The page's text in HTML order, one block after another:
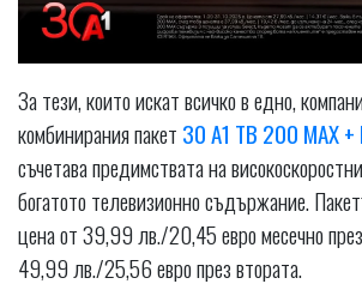
За тези, които искат всичко в едно,
комбинирания пакет 30 A1 ТВ 200 MAX
съчетава предимствата на
богатото телевизионно съдържание.
цена от 39,99 лв./20,45 евро месечно
49,99 лв./25,56 евро през втората.